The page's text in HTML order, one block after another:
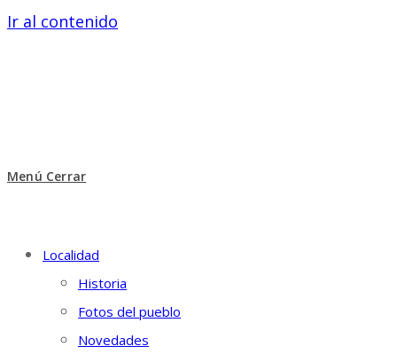
Ir al contenido
Menú Cerrar
Localidad
Historia
Fotos del pueblo
Novedades